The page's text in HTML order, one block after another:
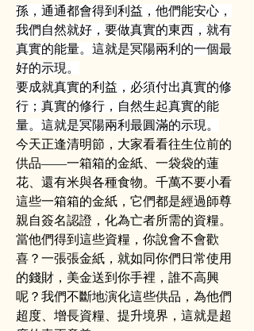
孫，通通都會得到利益，他們能安心，
我們自然就好，要做真實的東西，就有
真實的能量。這就是冥陽兩利的一個最
好的示現。
要成就真實的利益，必須付出真實的修
行；真實的修行，自然生起真實的能
量。這就是冥陽兩利最圓滿的示現。
今天正逢清明節，大家看看往生位前的
供品——一箱箱的金紙、一袋袋的蓮
花、還有米與各種食物。千萬不要小看
這些一箱箱的金紙，它們都是經過師尊
親自簽名認證，化為亡者所需的資糧。
當他們得到這些資糧，你說會不會歡
喜？一張張金紙，就如同你們日常使用
的錢財，美金送到你手裡，誰不高興
呢？我們不斷地演化這些供品，為他們
超度、增長資糧、提升境界，這就是超